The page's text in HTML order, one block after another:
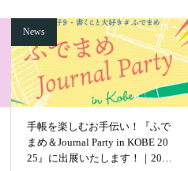
News
手帳を楽しむお手伝い！『ふで
まめ＆Journal Party in KOBE 20
25』に出展いたします！｜202